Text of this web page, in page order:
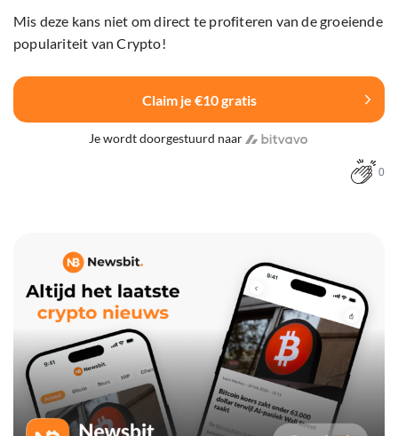
Mis deze kans niet om direct te profiteren van de groeiende
populariteit van Crypto!
Claim je €10 gratis
Je wordt doorgestuurd naar
0